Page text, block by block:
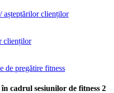
așteptărilor clienților
clienților
de pregătire fitness
cadrul sesiunilor de fitness 2